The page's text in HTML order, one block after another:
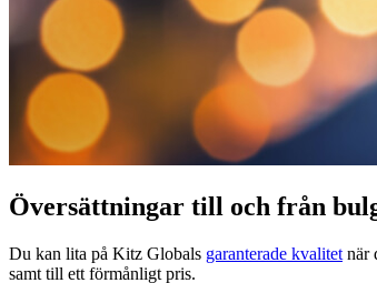
Översättningar till och från
Du kan lita på Kitz Globals garanterade kvalitet när
samt till ett förmånligt pris.